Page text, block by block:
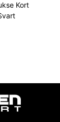
Kort